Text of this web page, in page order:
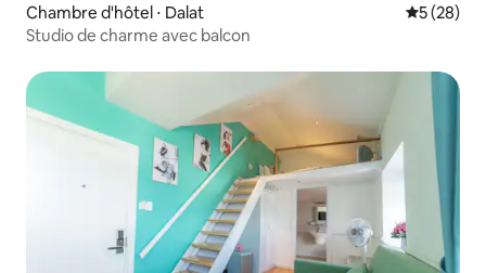
Chambre d'hôtel ⋅ Dalat
5 (28)
Studio de charme avec balcon